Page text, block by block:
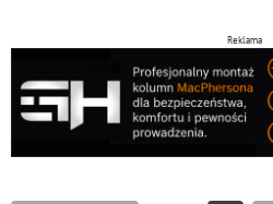
Reklama